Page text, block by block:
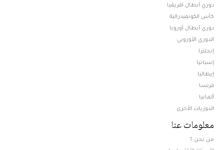
دوري أبطال افريقيا
كأس الكونفيدرالية
دوري أبطال أوروبا
الدوري الأوروبي
إنجلترا
إسبانيا
إيطاليا
فرنسا
ألمانيا
الدوريات الأخرى
معلومات عنا
من نحن ؟